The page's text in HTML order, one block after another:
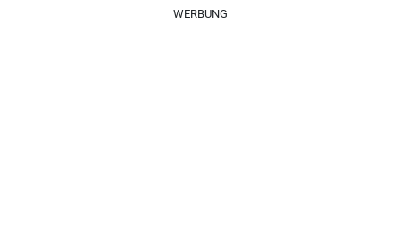
WERBUNG